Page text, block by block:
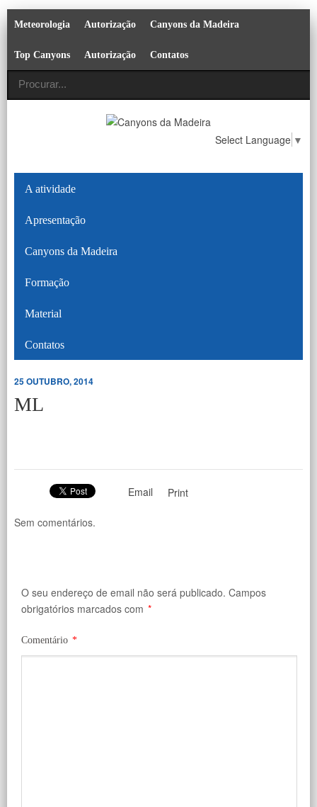
Meteorologia Autorização Canyons da Madeira
Top Canyons Autorização Contatos
Select Language ▼
A atividade
Apresentação
Canyons da Madeira
Formação
Material
Contatos
25 OUTUBRO, 2014
ML
Email Print
Sem comentários.
O seu endereço de email não será publicado. Campos
obrigatórios marcados com *
Comentário *